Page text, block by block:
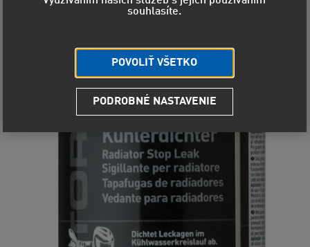
souhlasíte.
POVOLIŤ VŠETKO
PODROBNÉ NASTAVENIE